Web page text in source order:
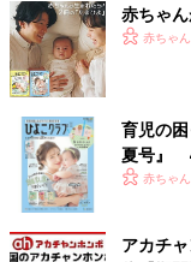
赤ちゃ
赤ちゃ
育児の
夏号』
いっぱ
赤ちゃ
アカチ